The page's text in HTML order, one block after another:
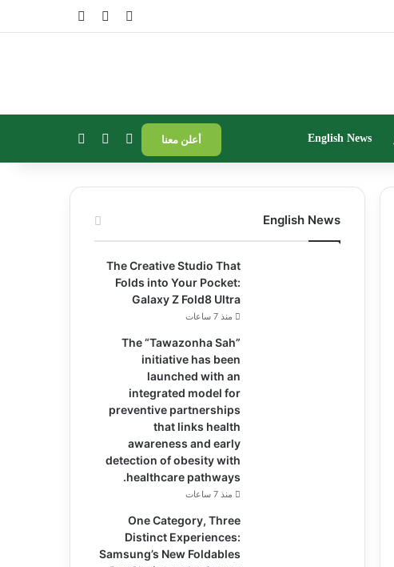
تسجيل الدخول
مقال عشوائي
English News أعلن معنا إضافة عمود جانبي
الوضع المظلم
English News
The Creative Studio That
Folds into Your Pocket:
Galaxy Z Fold8 Ultra
منذ 7 ساعات
The “Tawazonha Sah”
initiative has been
launched with an
integrated model for
preventive partnerships
that links health
awareness and early
detection of obesity with
healthcare pathways.
منذ 7 ساعات
One Category, Three
Distinct Experiences:
Samsung’s New Foldables